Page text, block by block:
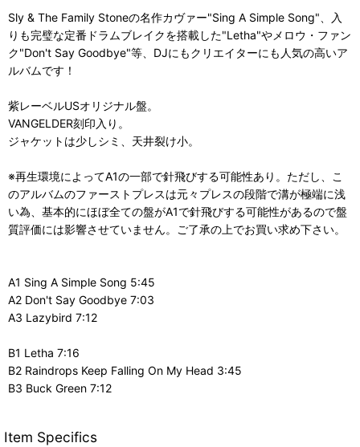
Sly & The Family Stoneの名作カヴァー"Sing A Simple Song"、入
りも完璧な定番ドラムブレイクを搭載した"Letha"やメロウ・ファン
ク"Don't Say Goodbye"等、DJにもクリエイターにも人気の高いア
ルバムです！
紫レーベルUSオリジナル盤。
VANGELDER刻印入り。
ジャケットは少しシミ、天井裂け小。
※再生環境によってA1の一部で針飛びする可能性あり。ただし、こ
のアルバムのファーストプレスは元々プレスの段階で溝が極端に浅
い為、基本的にほぼ全ての盤がA1で針飛びする可能性があるので盤
質評価には影響させていません。ご了承の上でお買い求め下さい。
A1 Sing A Simple Song 5:45
A2 Don't Say Goodbye 7:03
A3 Lazybird 7:12
B1 Letha 7:16
B2 Raindrops Keep Falling On My Head 3:45
B3 Buck Green 7:12
Item Specifics